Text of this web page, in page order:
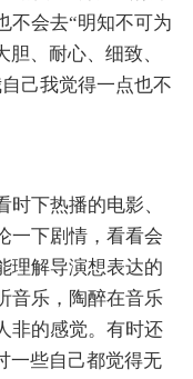
不会去“明知不可为
、耐心、细致、
己我觉得一点也不
下热播的电影、
一下剧情，看看会
理解导演想表达的
音乐，陶醉在音乐
非的感觉。有时还
一些自己都觉得无